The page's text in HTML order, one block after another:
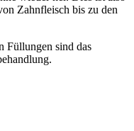
Zahnfleisch bis zu den
Füllungen sind das